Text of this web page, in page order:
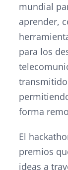
mundial
aprender,
para los
forma
El
premios
ideas a